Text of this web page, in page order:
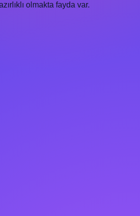
olmakta fayda var.